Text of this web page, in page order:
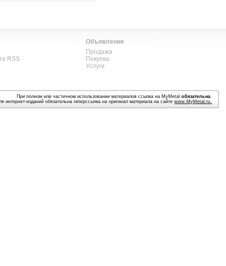
RSS
Объявления
Продажа
Покупка
Услуги
При полном или частичном использовании материалов ссылка на MyMetalобязательна.
интернет-изданий обязательна гиперссылка на оригинал материала на сайтеwww.MyMetal.ru.